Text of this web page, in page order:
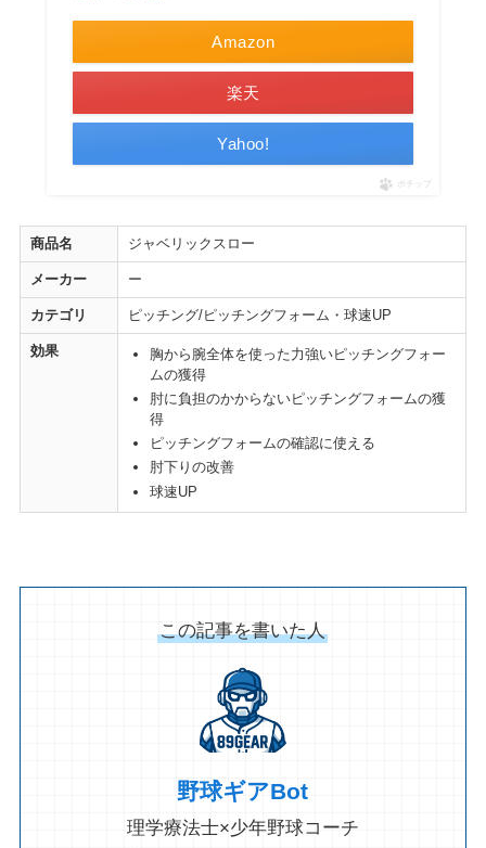
Amazon
楽天
Yahoo!
ポチップ
商品名 ジャベリックスロー
メーカー ー
カテゴリ ピッチング/ピッチングフォーム・球速UP
効果
胸から腕全体を使った力強いピッチングフォー
ムの獲得
肘に負担のかからないピッチングフォームの獲
得
ピッチングフォームの確認に使える
肘下りの改善
球速UP
この記事を書いた人
野球ギアBot
理学療法士×少年野球コーチ